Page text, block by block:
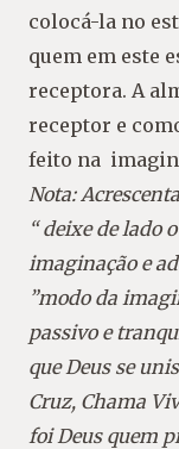
colocá-la no
quem em este
receptora. A
receptor e
feito na
Nota:
“ deixe de lado
imaginação e
”modo da
passivo e
que Deus se
Cruz, Chama
foi Deus quem